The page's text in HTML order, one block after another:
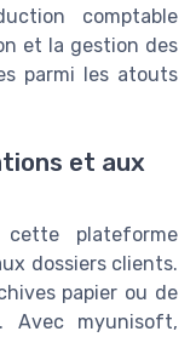
comptable
et la gestion des
parmi les atouts
et aux
plateforme
dossiers clients.
papier ou de
Avec myunisoft,